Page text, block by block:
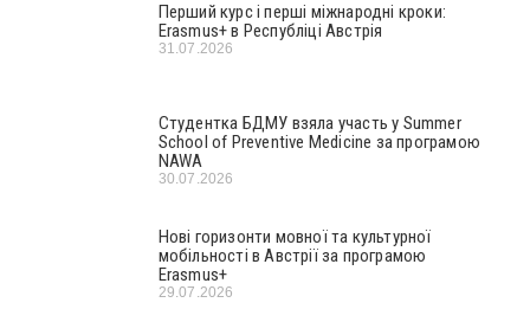
Перший курс і перші міжнародні кроки:
Erasmus+ в Республіці Австрія
31.07.2026
Студентка БДМУ взяла участь у Summer
School of Preventive Medicine за програмою
NAWA
30.07.2026
Нові горизонти мовної та культурної
мобільності в Австрії за програмою
Erasmus+
29.07.2026